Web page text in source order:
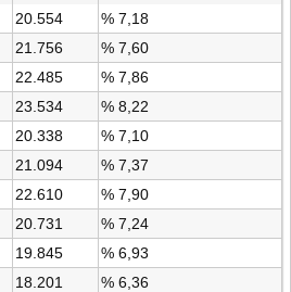
20.554
% 7,18
21.756
% 7,60
22.485
% 7,86
23.534
% 8,22
20.338
% 7,10
21.094
% 7,37
22.610
% 7,90
20.731
% 7,24
19.845
% 6,93
18.201
% 6,36